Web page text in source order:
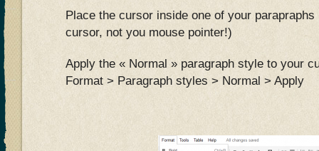
Place the cursor inside one of your
cursor, not you mouse pointer!)
Apply the « Normal » paragraph style to your
Format > Paragraph styles > Normal > Apply